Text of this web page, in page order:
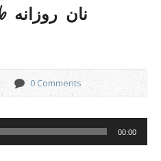
0 Comments
00:00